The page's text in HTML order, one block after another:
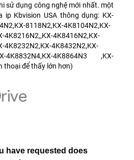
sử dụng công nghệ mới nhất. một
ip Kbvision USA thông dụng: KX-
8118N2,KX-4K8104N2,KX-
4K8216N2,,KX-4K8416N2,KX-
4K8232N2,KX-4K8432N2,KX-
4K8832N4,KX-4K8864N3 ,KX-
thoại để thấy lớn hơn)